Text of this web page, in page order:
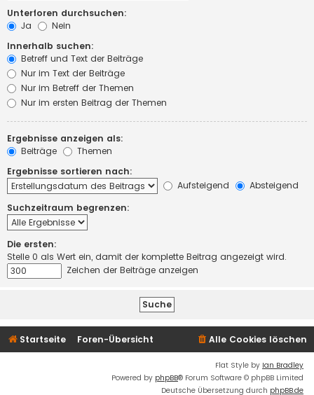
Unterforen durchsuchen:
Ja
Nein
Innerhalb suchen:
Betreff und Text der Beiträge
Nur im Text der Beiträge
Nur im Betreff der Themen
Nur im ersten Beitrag der Themen
Ergebnisse anzeigen als:
Beiträge
Themen
Ergebnisse sortieren nach:
Aufsteigend
Absteigend
Suchzeitraum begrenzen:
Die ersten:
Stelle 0 als Wert ein, damit der komplette Beitrag angezeigt wird.
Zeichen der Beiträge anzeigen
Startseite Foren-Übersicht Alle Cookies löschen
Flat Style by Ian Bradley
Powered by phpBB® Forum Software © phpBB Limited
Deutsche Übersetzung durch phpBB.de